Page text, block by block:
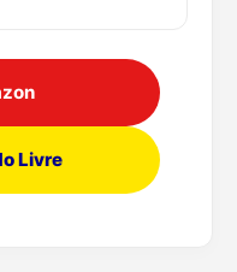
Livre